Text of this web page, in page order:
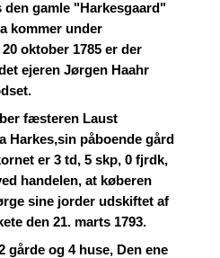
den gamle "Harkesgaard"
kommer under
oktober 1785 er der
ejeren Jørgen Haahr
fæsteren Laust
Harkes,sin påboende gård
er 3 td, 5 skp, 0 fjrdk,
handelen, at køberen
sine jorder udskiftet af
den 21. marts 1793.
gårde og 4 huse, Den ene